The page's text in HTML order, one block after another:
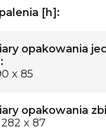
[h]:
opakowania
x 85
opakowania
x 87